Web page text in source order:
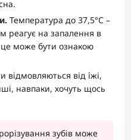
Температура до 37,5°C –
реагує на запалення в
може бути ознакою
відмовляються від їжі,
навпаки, хочуть щось
зубів може